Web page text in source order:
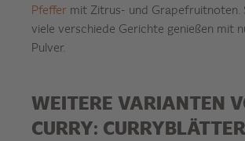
Pfeffer mit Zitrus- und Grapefruitnoten.
viele verschiede Gerichte genießen mit
Pulver.
WEITERE VARIANTEN
CURRY: